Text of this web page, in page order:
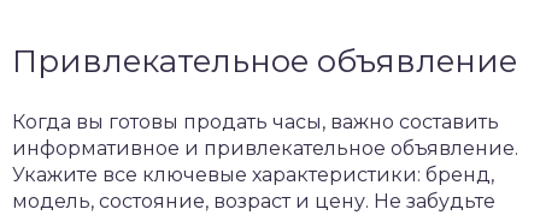
Привлекательное объявление
Когда вы готовы продать часы, важно составить
информативное и привлекательное объявление.
Укажите все ключевые характеристики: бренд,
модель, состояние, возраст и цену. Не забудьте